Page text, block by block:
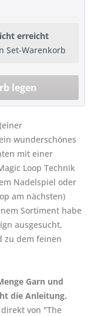
erreicht
Set-Warenkorb
wunderschönes
mit einer
Loop Technik
Nadelspiel oder
am nächsten)
Sortiment habe
ausgesucht,
zu dem feinen
Garn und
die Anleitung.
direkt von "The